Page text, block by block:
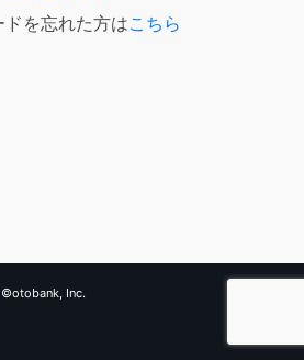
ドを忘れた方はこちら
©otobank, Inc.